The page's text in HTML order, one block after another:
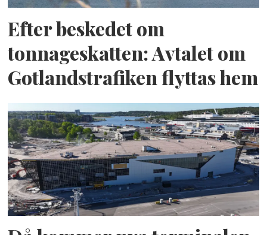
Efter beskedet om
tonnageskatten: Avtalet om
Gotlandstrafiken flyttas hem